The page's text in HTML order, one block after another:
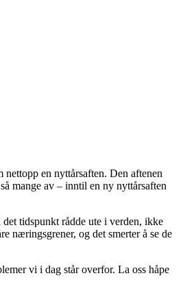
en nyttårsaften. Den aftenen
mange av – inntil en ny nyttårsaften
tidspunkt rådde ute i verden, ikke
næringsgrener, og det smerter å se de
vi i dag står overfor. La oss håpe